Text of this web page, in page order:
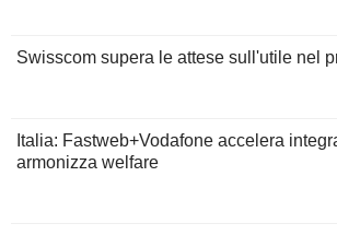
Swisscom supera le attese sull'utile nel
Italia: Fastweb+Vodafone accelera
armonizza welfare